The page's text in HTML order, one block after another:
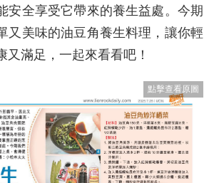
安全享受它帶來的養生益處。今期
又美味的油豆角養生料理，讓你輕
又滿足，一起來看看吧！